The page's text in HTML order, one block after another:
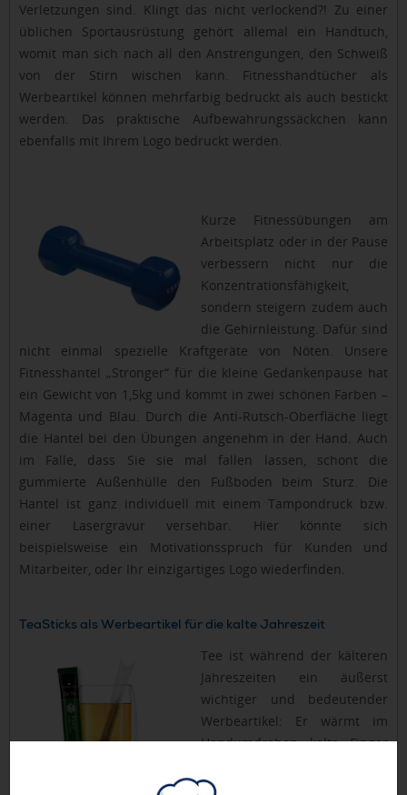
Verletzungen sind. Klingt das nicht verlockend?! Zu einer
üblichen Sportausrüstung gehört allemal ein Handtuch,
womit man sich nach all den Anstrengungen, den Schweiß
von der Stirn wischen kann. Fitnesshandtücher als
Werbeartikel können mehrfarbig bedruckt als auch bestickt
werden. Das praktische Aufbewahrungssäckchen kann
ebenfalls mit Ihrem Logo bedruckt werden.
Kurze Fitnessübungen am
Arbeitsplatz oder in der Pause
verbessern nicht nur die
Konzentrationsfähigkeit,
sondern steigern zudem auch
die Gehirnleistung. Dafür sind
nicht einmal spezielle Kraftgeräte von Nöten. Unsere
Fitnesshantel „Stronger“ für die kleine Gedankenpause hat
ein Gewicht von 1,5kg und kommt in zwei schönen Farben –
Magenta und Blau. Durch die Anti-Rutsch-Oberfläche liegt
die Hantel bei den Übungen angenehm in der Hand. Auch
im Falle, dass Sie sie mal fallen lassen, schont die
gummierte Außenhülle den Fußboden beim Sturz. Die
Hantel ist ganz individuell mit einem Tampondruck bzw.
einer Lasergravur versehbar. Hier könnte sich
beispielsweise ein Motivationsspruch für Kunden und
Mitarbeiter, oder Ihr einzigartiges Logo wiederfinden.
TeaSticks als Werbeartikel für die kalte Jahreszeit
Tee ist während der kälteren
Jahreszeiten ein äußerst
wichtiger und bedeutender
Werbeartikel: Er wärmt im
Handumdrehen kalte Finger
Wohlbefinden. Diese